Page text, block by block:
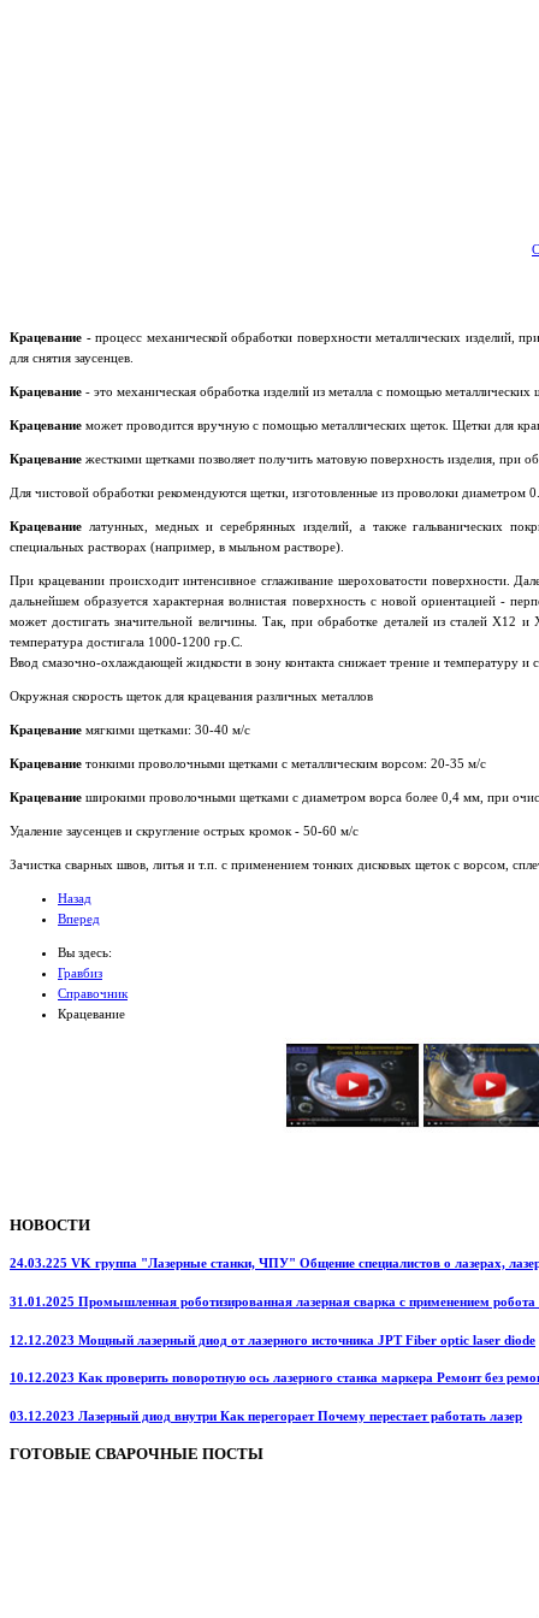
Крацевание -процесс механической обработки поверхности металлических изделий,
для снятия заусенцев.
Крацевание - это механическая обработка изделий из металла с помощью металлических
Крацевание может проводится вручную с помощью металлических щеток. Щетки для
Крацевание жесткими щетками позволяет получить матовую поверхность изделия, при
Для чистовой обработки рекомендуются щетки, изготовленные из проволоки
Крацевание латунных, медных и серебрянных изделий, а также гальванических
специальных растворах (например, в мыльном растворе).
При крацевании происходит интенсивное сглаживание шероховатости поверхности.
дальнейшем образуется характерная волнистая поверхность с новой ориентацией -
может достигать значительной величины. Так, при обработке деталей из сталей Х12
температура достигала 1000-1200 гр.С.
Ввод смазочно-охлаждающей жидкости в зону контакта снижает трение и температуру и
Окружная скорость щеток для крацевания различных металлов
Крацевание мягкими щетками: 30-40 м/с
Крацевание тонкими проволочными щетками с металлическим ворсом: 20-35 м/с
Крацевание широкими проволочными щетками с диаметром ворса более 0,4 мм, при
Удаление заусенцев и скругление острых кромок - 50-60 м/с
Зачистка сварных швов, литья и т.п. с применением тонких дисковых щеток с ворсом,
Назад
Вперед
Вы здесь:
Гравбиз
Справочник
Крацевание
НОВОСТИ
24.03.225 VK группа "Лазерные станки, ЧПУ" Общение специалистов о лазерах,
31.01.2025 Промышленная роботизированная лазерная сварка с применением
12.12.2023 Мощный лазерный диод от лазерного источника JPT Fiber optic laser diode
10.12.2023 Как проверить поворотную ось лазерного станка маркера Ремонт без
03.12.2023 Лазерный диод внутри Как перегорает Почему перестает работать лазер
ГОТОВЫЕ СВАРОЧНЫЕ ПОСТЫ